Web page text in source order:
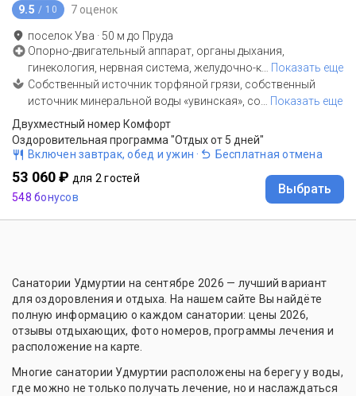
9.5 / 10 7 оценок
поселок Ува · 50 м до Пруда
Опорно-двигательный аппарат, органы дыхания,
гинекология, нервная система, желудочно-к… Показать еще
Собственный источник торфяной грязи, собственный
источник минеральной воды «увинская», со… Показать еще
Двухместный номер Комфорт
Оздоровительная программа "Отдых от 5 дней"
Включен завтрак, обед и ужин · Бесплатная отмена
53 060 ₽ для 2 гостей
548 бонусов
Выбрать
Санатории Удмуртии на сентябре 2026 — лучший вариант
для оздоровления и отдыха. На нашем сайте Вы найдёте
полную информацию о каждом санатории: цены 2026,
отзывы отдыхающих, фото номеров, программы лечения и
расположение на карте.
Многие санатории Удмуртии расположены на берегу у воды,
где можно не только получать лечение, но и наслаждаться